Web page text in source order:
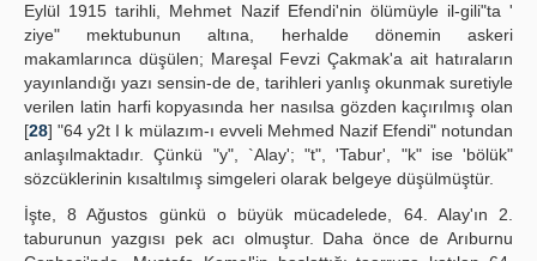
Eylül 1915 tarihli, Mehmet Nazif Efendi'nin ölümüyle il-gili"ta '
ziye" mektubunun altına, herhalde dönemin askeri
makamlarınca düşülen; Mareşal Fevzi Çakmak'a ait hatıraların
yayınlandığı yazı sensin-de de, tarihleri yanlış okunmak suretiyle
verilen latin harfi kopyasında her nasılsa gözden kaçırılmış olan
[28] "64 y2t I k mülazım-ı evveli Mehmed Nazif Efendi" notundan
anlaşılmaktadır. Çünkü "y", `Alay'; "t", 'Tabur', "k" ise 'bölük"
sözcüklerinin kısaltılmış simgeleri olarak belgeye düşülmüştür.
İşte, 8 Ağustos günkü o büyük mücadelede, 64. Alay'ın 2.
taburunun yazgısı pek acı olmuştur. Daha önce de Arıburnu